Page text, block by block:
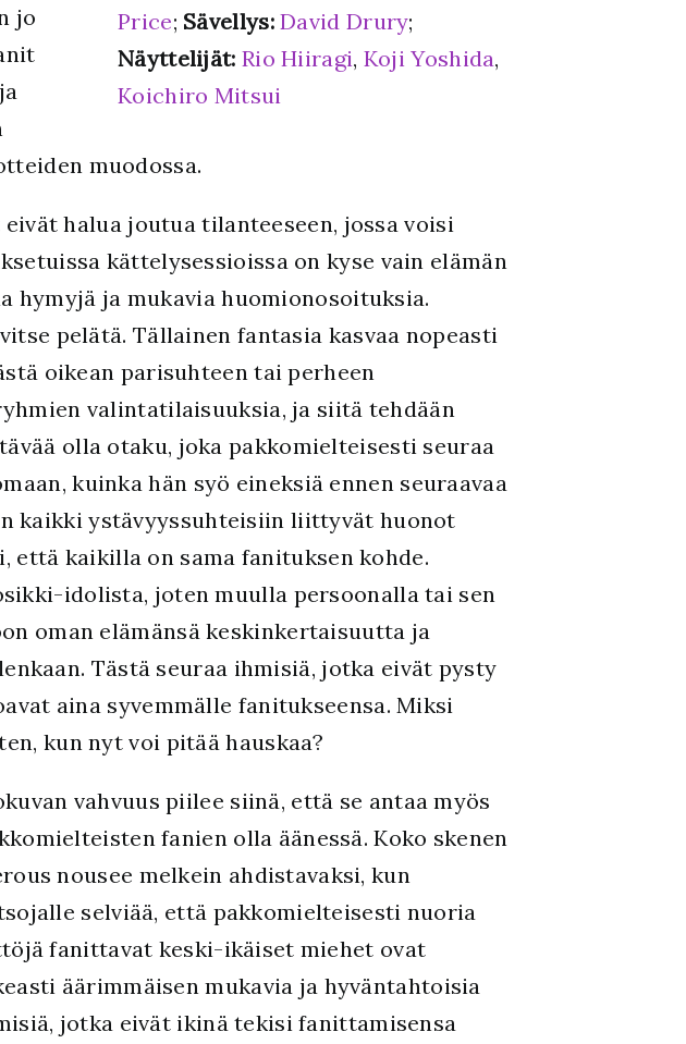
Price; Sävellys:David Drury;
Näyttelijät: Rio Hiiragi, Koji Yoshida,
Koichiro Mitsui
jo
muodossa.
halua joutua tilanteeseen, jossa voisi
kättelysessioissa on kyse vain elämän
ja mukavia huomionosoituksia.
pelätä. Tällainen fantasia kasvaa nopeasti
oikean parisuhteen tai perheen
valintatilaisuuksia, ja siitä tehdään
olla otaku, joka pakkomielteisesti seuraa
kuinka hän syö eineksiä ennen seuraavaa
kaikki ystävyyssuhteisiin liittyvät huonot
että kaikilla on sama fanituksen kohde.
idolista, joten muulla persoonalla tai sen
oman elämänsä keskinkertaisuutta ja
Tästä seuraa ihmisiä, jotka eivät pysty
aina syvemmälle fanitukseensa. Miksi
kun nyt voi pitää hauskaa?
vahvuus piilee siinä, että se antaa myös
fanien olla äänessä. Koko skenen
nousee melkein ahdistavaksi, kun
selviää, että pakkomielteisesti nuoria
fanittavat keski-ikäiset miehet ovat
äärimmäisen mukavia ja hyväntahtoisia
jotka eivät ikinä tekisi fanittamisensa